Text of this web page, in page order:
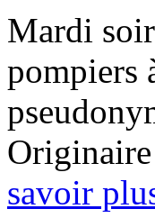
Mardi
pompiers
savoir